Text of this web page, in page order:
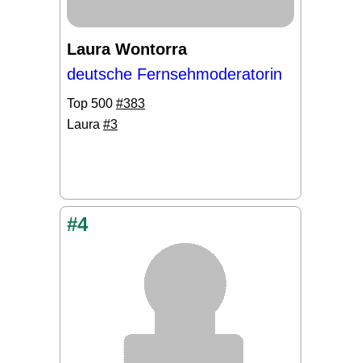
Laura Wontorra
deutsche Fernsehmoderatorin
Top 500 #383
Laura #3
#4